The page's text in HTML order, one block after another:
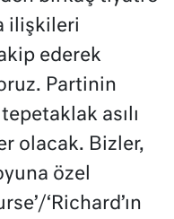
ilişkileri
ederek
Partinin
asılı
olacak. Bizler,
özel
‘Richard’ın